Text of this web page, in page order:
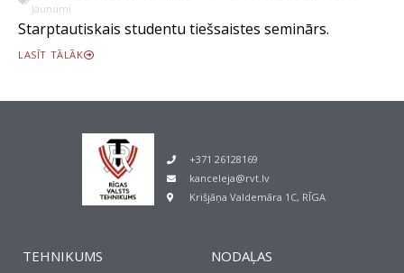
Jaunumi
Starptautiskais studentu tiešsaistes seminārs.
LASĪT TĀLĀK
+371 26128169
kanceleja@rvt.lv
Krišjāņa Valdemāra 1C, RĪGA
TEHNIKUMS NODAĻAS